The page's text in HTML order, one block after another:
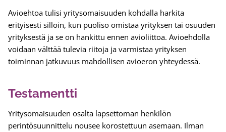
Avioehtoa tulisi yritysomaisuuden kohdalla harkita
erityisesti silloin, kun puoliso omistaa yrityksen tai osuuden
yrityksestä ja se on hankittu ennen avioliittoa. Avioehdolla
voidaan välttää tulevia riitoja ja varmistaa yrityksen
toiminnan jatkuvuus mahdollisen avioeron yhteydessä.
Testamentti
Yritysomaisuuden osalta lapsettoman henkilön
perintösuunnittelu nousee korostettuun asemaan. Ilman